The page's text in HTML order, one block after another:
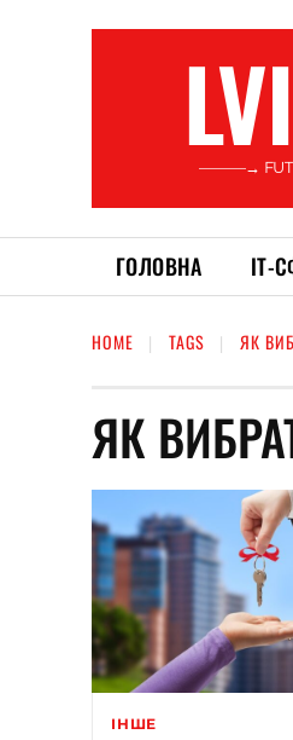
———→
ГОЛОВНА ІТ-
HOME TAGS ЯК
ЯК
ІНШЕ